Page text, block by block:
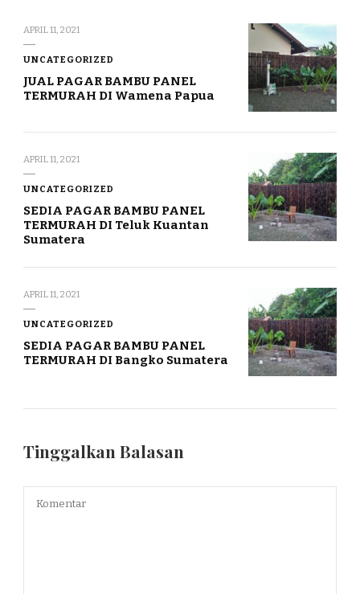
APRIL 11, 2021
UNCATEGORIZED
JUAL PAGAR BAMBU PANEL
TERMURAH DI Wamena Papua
APRIL 11, 2021
UNCATEGORIZED
SEDIA PAGAR BAMBU PANEL
TERMURAH DI Teluk Kuantan
Sumatera
APRIL 11, 2021
UNCATEGORIZED
SEDIA PAGAR BAMBU PANEL
TERMURAH DI Bangko Sumatera
Tinggalkan Balasan